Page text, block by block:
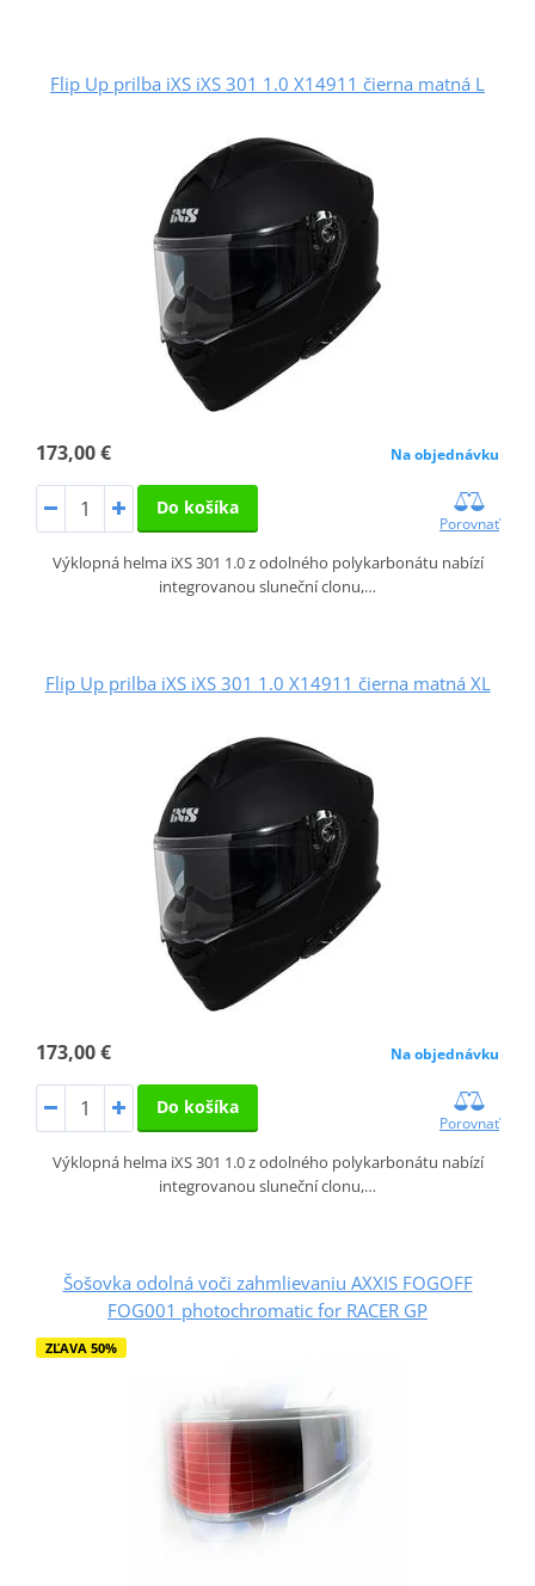
Flip Up prilba iXS iXS 301 1.0 X14911 čierna matná L
173,00 € Na objednávku
Do košíka
Porovnať
Výklopná helma iXS 301 1.0 z odolného polykarbonátu nabízí
integrovanou sluneční clonu,…
Flip Up prilba iXS iXS 301 1.0 X14911 čierna matná XL
173,00 € Na objednávku
Do košíka
Porovnať
Výklopná helma iXS 301 1.0 z odolného polykarbonátu nabízí
integrovanou sluneční clonu,…
Šošovka odolná voči zahmlievaniu AXXIS FOGOFF
FOG001 photochromatic for RACER GP
ZĽAVA 50%